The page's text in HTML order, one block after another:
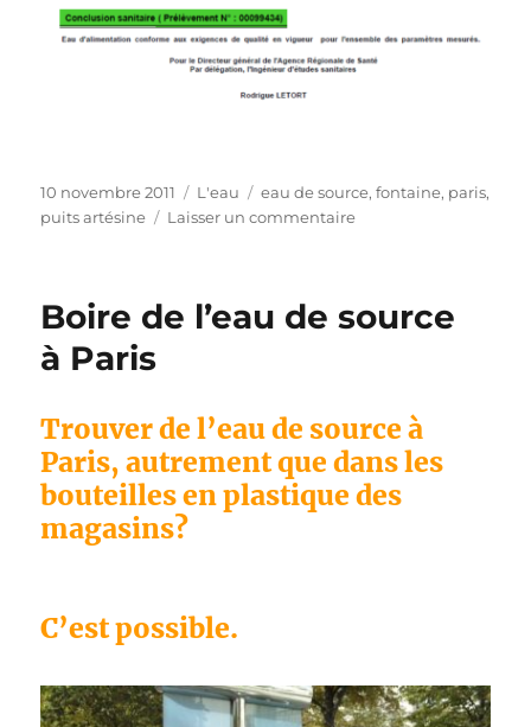
Publié
le
10 novembre 2011 Catégories
L'eau Étiquettes
eau de source,fontaine, paris,
puits artésine
Laisser un commentairesur
parisiennes
Boire de l’eau de source
à Paris
Trouver de l’eau de source à
Paris, autrement que dans les
bouteilles en plastique des
magasins?
C’est possible.